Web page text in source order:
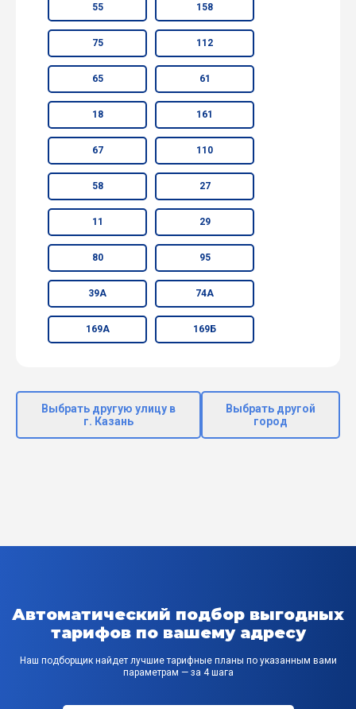
55 158
75 112
65 61
18 161
67 110
58 27
11 29
80 95
39А 74А
169А 169Б
Выбрать другую улицу в
г. Казань
Выбрать другой
город
Автоматический подбор выгодных
тарифов по вашему адресу
Наш подборщик найдет лучшие тарифные планы по указанным вами
параметрам — за 4 шага